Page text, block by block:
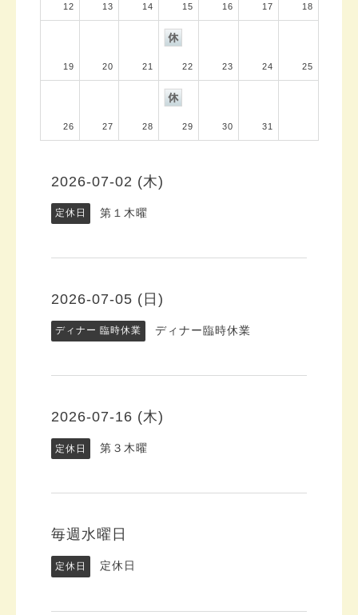
12 13 14 15 16 17 18
19 20 21 22 23 24 25
26 27 28 29 30 31
2026-07-02 (木)
定休日 第１木曜
2026-07-05 (日)
ディナー 臨時休業 ディナー臨時休業
2026-07-16 (木)
定休日 第３木曜
毎週水曜日
定休日 定休日